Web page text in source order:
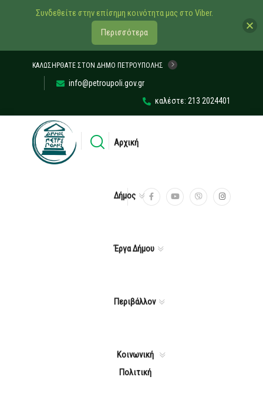
ΚΑΛΩΣΉΡΘΑΤΕ ΣΤΟΝ ΔΉΜΟ ΠΕΤΡΟΎΠΟΛΗΣ
info@petroupoli.gov.gr
καλέστε: 213 2024401
Αρχική
Δήμος
Έργα Δήμου
Περιβάλλον
Κοινωνική
Πολιτική
Συνδεθείτε στην επίσημη κοινότητα μας στο Viber.
Περισσότερα